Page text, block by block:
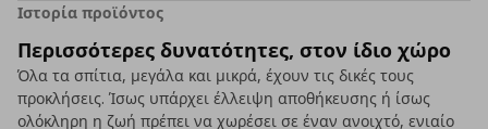
Ιστορία προϊόντος
Περισσότερες δυνατότητες, στον ίδιο χώρο
Όλα τα σπίτια, μεγάλα και μικρά, έχουν τις δικές τους
προκλήσεις. Ίσως υπάρχει έλλειψη αποθήκευσης ή ίσως
ολόκληρη η ζωή πρέπει να χωρέσει σε έναν ανοιχτό, ενιαίο